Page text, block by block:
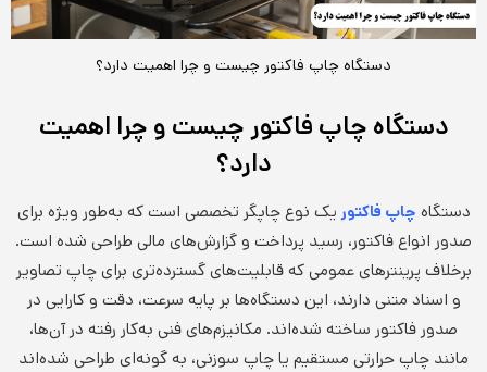
دستگاه چاپ فاکتور چیست و چرا اهمیت دارد؟
دستگاه چاپ فاکتور چیست و چرا اهمیت
دارد؟
دستگاه چاپ فاکتوریک نوع چاپگر تخصصی است که به‌طور ویژه برای
صدور انواع فاکتور، رسید پرداخت و گزارش‌های مالی طراحی شده است.
برخلاف پرینترهای عمومی که قابلیت‌های گسترده‌تری برای چاپ تصاویر
و اسناد متنی دارند، این دستگاه‌ها بر پایه سرعت، دقت و کارایی در
صدور فاکتور ساخته شده‌اند. مکانیزم‌های فنی به‌کار رفته در آن‌ها،
مانند چاپ حرارتی مستقیم یا چاپ سوزنی، به گونه‌ای طراحی شده‌اند